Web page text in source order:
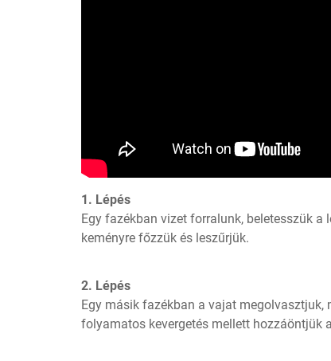
1. Lépés
Egy fazékban vizet forralunk, beletesszük a
keményre főzzük és leszűrjük.
2. Lépés
Egy másik fazékban a vajat megolvasztjuk,
folyamatos kevergetés mellett hozzáöntjük